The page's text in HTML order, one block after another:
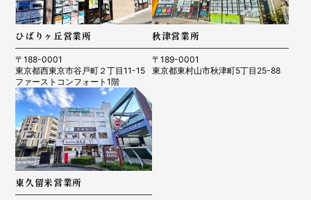
R4.12.25 所沢市 T.M様
ひばりヶ丘営業所
〒188-0001
東京都西東京市谷戸町２丁目11-15
ファーストコンフォート1階
秋津営業所
〒189-0001
東京都東村山市秋津町5丁目25-88
東久留米営業所